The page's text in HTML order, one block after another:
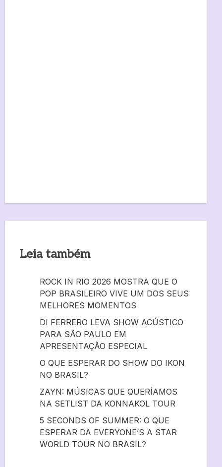
Leia também
ROCK IN RIO 2026 MOSTRA QUE O
POP BRASILEIRO VIVE UM DOS SEUS
MELHORES MOMENTOS
DI FERRERO LEVA SHOW ACÚSTICO
PARA SÃO PAULO EM
APRESENTAÇÃO ESPECIAL
O QUE ESPERAR DO SHOW DO IKON
NO BRASIL?
ZAYN: MÚSICAS QUE QUERÍAMOS
NA SETLIST DA KONNAKOL TOUR
5 SECONDS OF SUMMER: O QUE
ESPERAR DA EVERYONE’S A STAR
WORLD TOUR NO BRASIL?